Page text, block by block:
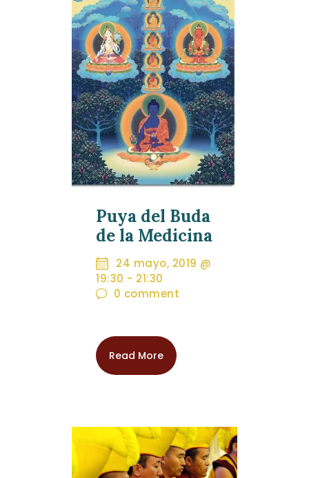
Puya del Buda
de la Medicina
24 mayo, 2019 @
19:30 - 21:30
0 comment
Read More